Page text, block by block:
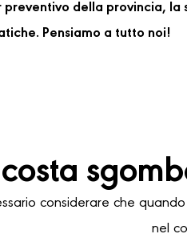
della provincia,
Pensiamo a tutto noi!
considerare che
nel